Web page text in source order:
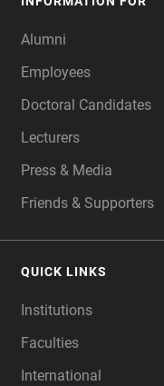
Alumni
Employees
Doctoral Candidates
Lecturers
Press & Media
Friends & Supporters
QUICK LINKS
Institutions
Faculties
International